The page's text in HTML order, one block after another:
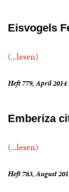
Eisvogels
(...lesen)
Heft 779, April 2014
Emberiza
(...lesen)
Heft 783, August